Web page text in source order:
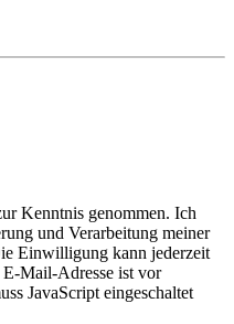
Kenntnis genommen. Ich
und Verarbeitung meiner
Einwilligung kann jederzeit
E-Mail-Adresse ist vor
JavaScript eingeschaltet